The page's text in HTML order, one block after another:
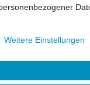
Weitere Einstellungen